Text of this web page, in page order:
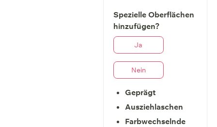
Spezielle Oberflächen
hinzufügen?
Ja
Nein
Geprägt
Ausziehlaschen
Farbwechselnde